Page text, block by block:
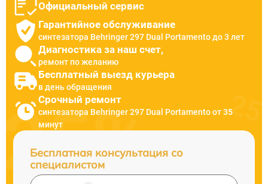
Официальный сервис
Гарантийное обслуживание
синтезатора Behringer 297 Dual Portamento до 3 лет
Диагностика за наш счет,
ремонт по желанию
Бесплатный выезд курьера
в день обращения
Срочный ремонт
синтезатора Behringer 297 Dual Portamento от 35
минут
Бесплатная консультация со
специалистом